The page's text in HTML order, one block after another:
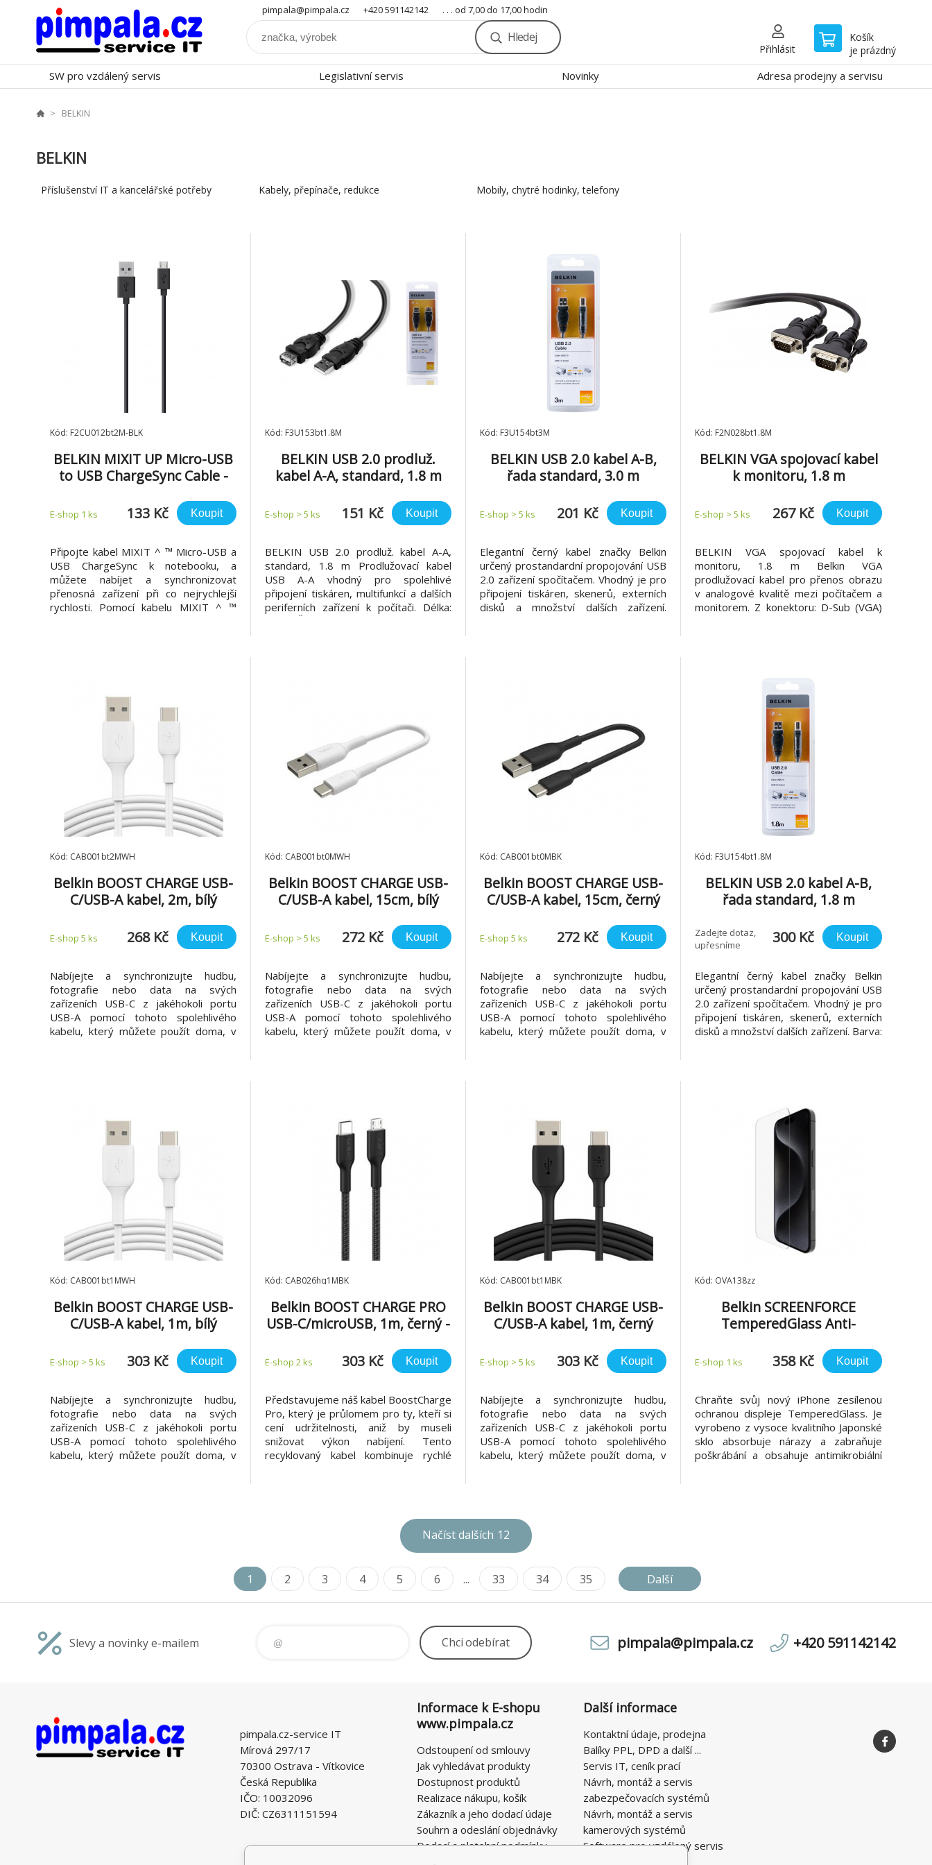
pimpala@pimpala.cz +420 591142142 . . . od 7,00 do 17,00 hodin
Hledej
Přihlásit
Košík
je prázdný
SW pro vzdálený servis Legislativní servis Novinky Adresa prodejny a servisu
BELKIN
BELKIN
Příslušenství IT a kancelářské potřeby Kabely, přepínače, redukce Mobily, chytré hodinky, telefony
Kód: F2CU012bt2M-BLK
BELKIN MIXIT UP Micro-USB
to USB ChargeSync Cable -
E-shop 1 ks 133 Kč Koupit
Připojte kabel MIXIT ^ ™ Micro-USB a
USB ChargeSync k notebooku, a
můžete nabíjet a synchronizovat
přenosná zařízení při co nejrychlejší
rychlosti. Pomocí kabelu MIXIT ^ ™
Kód: F3U153bt1.8M
BELKIN USB 2.0 prodluž.
kabel A-A, standard, 1.8 m
E-shop > 5 ks 151 Kč Koupit
BELKIN USB 2.0 prodluž. kabel A-A,
standard, 1.8 m Prodlužovací kabel
USB A-A vhodný pro spolehlivé
připojení tiskáren, multifunkcí a dalších
periferních zařízení k počítači. Délka:
Kód: F3U154bt3M
BELKIN USB 2.0 kabel A-B,
řada standard, 3.0 m
E-shop > 5 ks 201 Kč Koupit
Elegantní černý kabel značky Belkin
určený prostandardní propojování USB
2.0 zařízení spočítačem. Vhodný je pro
připojení tiskáren, skenerů, externích
disků a množství dalších zařízení.
Kód: F2N028bt1.8M
BELKIN VGA spojovací kabel
k monitoru, 1.8 m
E-shop > 5 ks 267 Kč Koupit
BELKIN VGA spojovací kabel k
monitoru, 1.8 m Belkin VGA
prodlužovací kabel pro přenos obrazu
v analogové kvalitě mezi počítačem a
monitorem. Z konektoru: D-Sub (VGA)
Kód: CAB001bt2MWH
Belkin BOOST CHARGE USB-
C/USB-A kabel, 2m, bílý
E-shop 5 ks 268 Kč Koupit
Nabíjejte a synchronizujte hudbu,
fotografie nebo data na svých
zařízeních USB-C z jakéhokoli portu
USB-A pomocí tohoto spolehlivého
kabelu, který můžete použít doma, v
Kód: CAB001bt0MWH
Belkin BOOST CHARGE USB-
C/USB-A kabel, 15cm, bílý
E-shop > 5 ks 272 Kč Koupit
Nabíjejte a synchronizujte hudbu,
fotografie nebo data na svých
zařízeních USB-C z jakéhokoli portu
USB-A pomocí tohoto spolehlivého
kabelu, který můžete použít doma, v
Kód: CAB001bt0MBK
Belkin BOOST CHARGE USB-
C/USB-A kabel, 15cm, černý
E-shop 5 ks 272 Kč Koupit
Nabíjejte a synchronizujte hudbu,
fotografie nebo data na svých
zařízeních USB-C z jakéhokoli portu
USB-A pomocí tohoto spolehlivého
kabelu, který můžete použít doma, v
Kód: F3U154bt1.8M
BELKIN USB 2.0 kabel A-B,
řada standard, 1.8 m
Zadejte dotaz,
upřesníme
300 Kč Koupit
Elegantní černý kabel značky Belkin
určený prostandardní propojování USB
2.0 zařízení spočítačem. Vhodný je pro
připojení tiskáren, skenerů, externích
disků a množství dalších zařízení. Barva:
Kód: CAB001bt1MWH
Belkin BOOST CHARGE USB-
C/USB-A kabel, 1m, bílý
E-shop > 5 ks 303 Kč Koupit
Nabíjejte a synchronizujte hudbu,
fotografie nebo data na svých
zařízeních USB-C z jakéhokoli portu
USB-A pomocí tohoto spolehlivého
kabelu, který můžete použít doma, v
Kód: CAB026hq1MBK
Belkin BOOST CHARGE PRO
USB-C/microUSB, 1m, černý -
E-shop 2 ks 303 Kč Koupit
Představujeme náš kabel BoostCharge
Pro, který je průlomem pro ty, kteří si
cení udržitelnosti, aniž by museli
snižovat výkon nabíjení. Tento
recyklovaný kabel kombinuje rychlé
Kód: CAB001bt1MBK
Belkin BOOST CHARGE USB-
C/USB-A kabel, 1m, černý
E-shop > 5 ks 303 Kč Koupit
Nabíjejte a synchronizujte hudbu,
fotografie nebo data na svých
zařízeních USB-C z jakéhokoli portu
USB-A pomocí tohoto spolehlivého
kabelu, který můžete použít doma, v
USB-C 2. Synchronizujte své f
Kód: OVA138zz
Belkin SCREENFORCE
TemperedGlass Anti-
iPhone iPhone 15 Pro Max
E-shop 1 ks 358 Kč Koupit
Chraňte svůj nový iPhone zesílenou
ochranou displeje TemperedGlass. Je
vyrobeno z vysoce kvalitního Japonské
sklo absorbuje nárazy a zabraňuje
poškrábání a obsahuje antimikrobiální
Načíst dalších 12
1 2 3 4 5 6 ... 33 34 35 Další
Slevy a novinky e-mailem Chciodebírat pimpala@pimpala.cz +420 591142142
pimpala.cz-service IT
Mírová 297/17
70300 Ostrava - Vítkovice
Česká Republika
IČO: 10032096
DIČ: CZ6311151594
Informace k E-shopu
www.pimpala.cz
Odstoupení od smlouvy
Jak vyhledávat produkty
Dostupnost produktů
Realizace nákupu, košík
Zákazník a jeho dodací údaje
Souhrn a odeslání objednávky
Dodací a platební podmínky
Další informace
Kontaktní údaje, prodejna
Balíky PPL, DPD a další ...
Servis IT, ceník prací
Návrh, montáž a servis
zabezpečovacích systémů
Návrh, montáž a servis
kamerových systémů
Software pro vzdálený servis